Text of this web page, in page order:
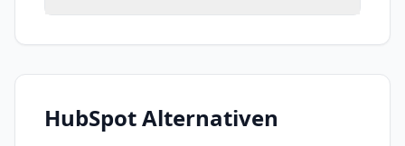
HubSpotAlternativen